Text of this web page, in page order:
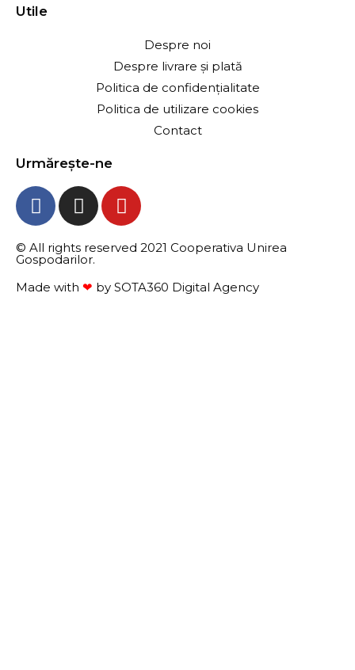
Utile
Despre noi
Despre livrare și plată
Politica de confidențialitate
Politica de utilizare cookies
Contact
Urmărește-ne
© All rights reserved 2021 Cooperativa Unirea
Gospodarilor.
Made with ❤ by SOTA360 Digital Agency